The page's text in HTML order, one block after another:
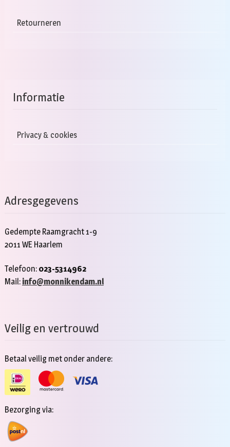
Retourneren
Informatie
Privacy & cookies
Adresgegevens
Gedempte Raamgracht 1-9
2011 WE Haarlem
Telefoon: 023-5314962
Mail: info@monnikendam.nl
Veilig en vertrouwd
Betaal veilig met onder andere:
Bezorging via: